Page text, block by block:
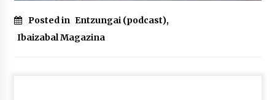
Auritz Iñurrietaren margoak ikusgai
Uribitarte40 aretoan
Posted in Entzungai (podcast),
Ibaizabal Magazina